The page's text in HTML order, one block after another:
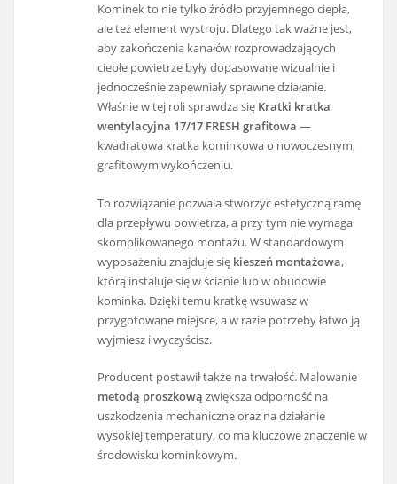
Kominek to nie tylko źródło przyjemnego ciepła,
ale też element wystroju. Dlatego tak ważne jest,
aby zakończenia kanałów rozprowadzających
ciepłe powietrze były dopasowane wizualnie i
jednocześnie zapewniały sprawne działanie.
Właśnie w tej roli sprawdza się Kratki kratka
wentylacyjna 17/17 FRESH grafitowa —
kwadratowa kratka kominkowa o nowoczesnym,
grafitowym wykończeniu.
To rozwiązanie pozwala stworzyć estetyczną ramę
dla przepływu powietrza, a przy tym nie wymaga
skomplikowanego montażu. W standardowym
wyposażeniu znajduje się kieszeń montażowa,
którą instaluje się w ścianie lub w obudowie
kominka. Dzięki temu kratkę wsuwasz w
przygotowane miejsce, a w razie potrzeby łatwo ją
wyjmiesz i wyczyścisz.
Producent postawił także na trwałość. Malowanie
metodą proszkową zwiększa odporność na
uszkodzenia mechaniczne oraz na działanie
wysokiej temperatury, co ma kluczowe znaczenie w
środowisku kominkowym.